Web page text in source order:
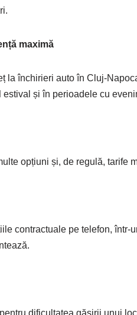
maximă
la închirieri auto în Cluj-
și în perioadele cu
opțiuni și, de regulă, tarife
contractuale pe telefon, într-
dificultatea găsirii unui